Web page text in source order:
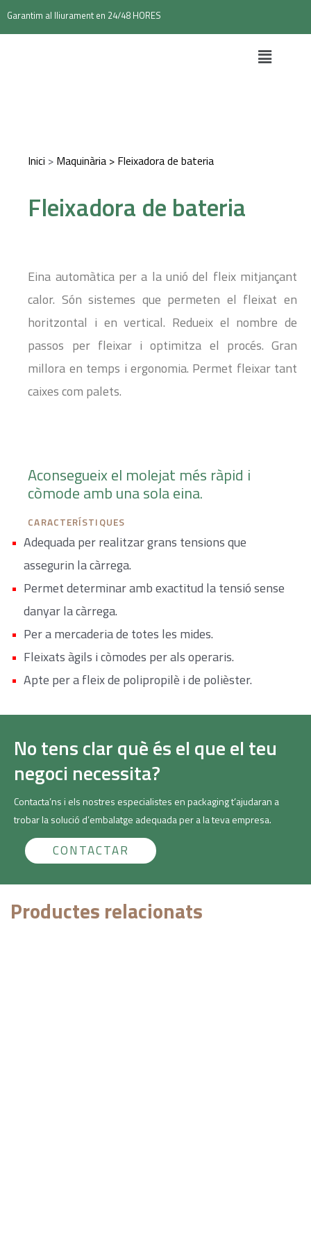
Garantim al lliurament en 24/48 HORES
Inici > Maquinària > Fleixadora de bateria
Fleixadora de bateria
Eina automàtica per a la unió del fleix mitjançant
calor. Són sistemes que permeten el fleixat en
horitzontal i en vertical. Redueix el nombre de
passos per fleixar i optimitza el procés. Gran
millora en temps i ergonomia. Permet fleixar tant
caixes com palets.
Aconsegueix el molejat més ràpid i
còmode amb una sola eina.
CARACTERÍSTIQUES
Adequada per realitzar grans tensions que
assegurin la càrrega.
Permet determinar amb exactitud la tensió sense
danyar la càrrega.
Per a mercaderia de totes les mides.
Fleixats àgils i còmodes per als operaris.
Apte per a fleix de polipropilè i de polièster.
No tens clar què és el que el teu
negoci necessita?
Contacta’ns i els nostres especialistes en packaging t’ajudaran a
trobar la solució d’embalatge adequada per a la teva empresa.
CONTACTAR
Productes relacionats